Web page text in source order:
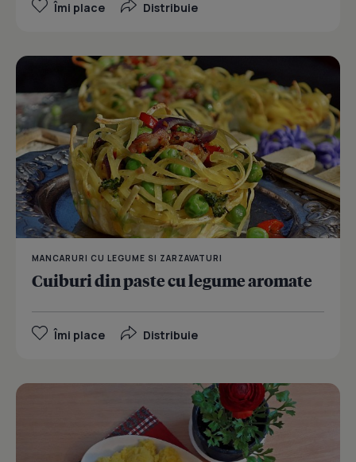
Îmi place Distribuie
MANCARURI CU LEGUME SI ZARZAVATURI
Cuiburi din paste cu legume aromate
Îmi place Distribuie